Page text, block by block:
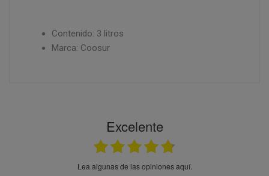
Contenido: 3 litros
Marca: Coosur
Excelente
Lea algunas de las opiniones aquí.